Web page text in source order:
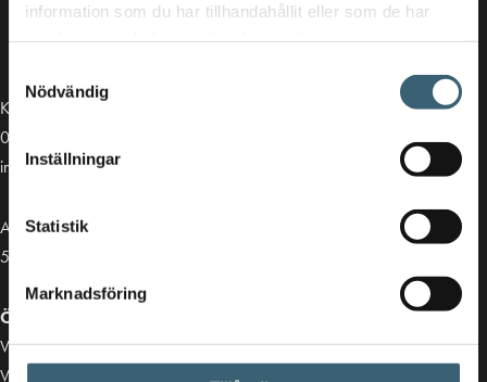
information som du har tillhandahållit eller som de har
Nödvändig
Inställningar
Statistik
Marknadsföring
Kontakt
013-39 30 90
info@alvestadtanken.se
Algolgatan 7
583 30 Linköping
Öppettider butik:
Vardagar 07.00 - 16.00
Viktiga länkar